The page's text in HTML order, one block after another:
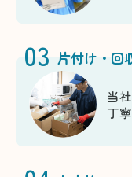
03 片付け・回
当
丁